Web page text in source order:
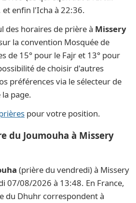
et enfin l'Icha à 22:36.
des horaires de prière à Missery
la convention Mosquée de
de 15° pour le Fajr et 13° pour
de choisir d'autres
préférences via le sélecteur de
page.
pour votre position.
du Joumouha à Missery
(prière du vendredi) à Missery
07/08/2026 à 13:48. En France,
du Dhuhr correspondent à